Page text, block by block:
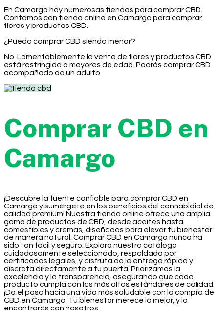
En Camargo hay numerosas tiendas para comprar CBD.
Contamos con tienda online en Camargo para comprar
flores y productos CBD.
¿Puedo comprar CBD siendo menor?
No. Lamentablemente la venta de flores y productos CBD
está restringida a mayores de edad. Podrás comprar CBD
acompañado de un adulto.
Comprar CBD en
Camargo
¡Descubre la fuente confiable para comprar CBD en
Camargo y sumérgete en los beneficios del cannabidiol de
calidad premium! Nuestra tienda online ofrece una amplia
gama de productos de CBD, desde aceites hasta
comestibles y cremas, diseñados para elevar tu bienestar
de manera natural. Comprar CBD en Camargo nunca ha
sido tan fácil y seguro. Explora nuestro catálogo
cuidadosamente seleccionado, respaldado por
certificados legales, y disfruta de la entrega rápida y
discreta directamente a tu puerta. Priorizamos la
excelencia y la transparencia, asegurando que cada
producto cumpla con los más altos estándares de calidad.
¡Da el paso hacia una vida más saludable con la compra de
CBD en Camargo! Tu bienestar merece lo mejor, y lo
encontrarás con nosotros.